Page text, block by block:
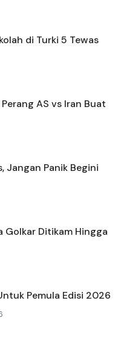
di Turki 5 Tewas
AS vs Iran Buat
Jangan Panik Begini
Golkar Ditikam Hingga
Pemula Edisi 2026